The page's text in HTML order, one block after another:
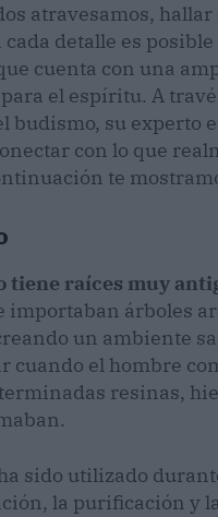
atravesamos,
detalle es posible
cuenta con una
el espíritu. A
su experto
con lo que
te
tiene raíces muy
importaban árboles
un ambiente
el hombre
resinas,
sido utilizado
la purificación y